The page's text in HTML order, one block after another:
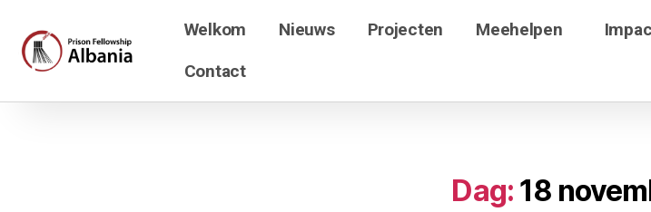
Welkom Nieuws Projecten Meehelpen
Contact
Dag: 18